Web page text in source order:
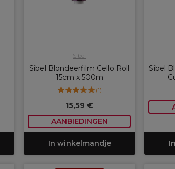
Sibel
Sibel Blondeerfilm Cello Roll
15cm x 500m
(1)
15,59 €
AANBIEDINGEN
In winkelmandje
Sibel